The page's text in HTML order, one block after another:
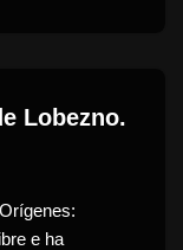
Lobezno.
e ha